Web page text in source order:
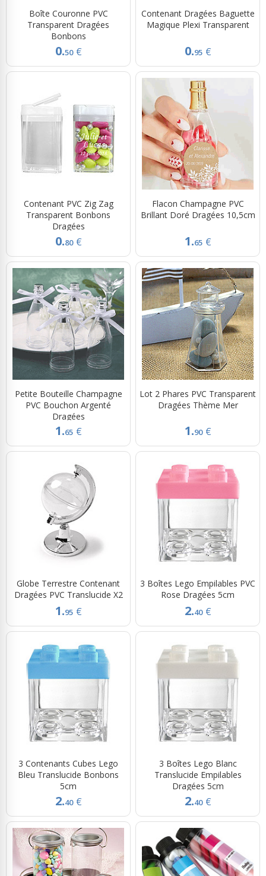
Boîte Couronne PVC
Transparent Dragées
Bonbons
0.50 €
Contenant Dragées Baguette
Magique Plexi Transparent
0.95 €
Contenant PVC Zig Zag
Transparent Bonbons
Dragées
0.80 €
Flacon Champagne PVC
Brillant Doré Dragées 10,5cm
1.65 €
Petite Bouteille Champagne
PVC Bouchon Argenté
Dragées
1.65 €
Lot 2 Phares PVC Transparent
Dragées Thème Mer
1.90 €
Globe Terrestre Contenant
Dragées PVC Translucide X2
1.95 €
3 Boîtes Lego Empilables PVC
Rose Dragées 5cm
2.40 €
3 Contenants Cubes Lego
Bleu Translucide Bonbons
5cm
2.40 €
3 Boîtes Lego Blanc
Translucide Empilables
Dragées 5cm
2.40 €